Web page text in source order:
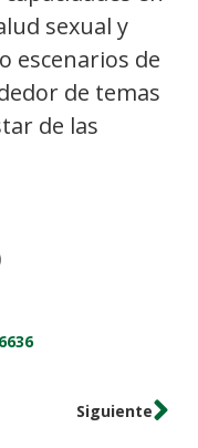
sexual y
escenarios de
de temas
de las
Siguiente